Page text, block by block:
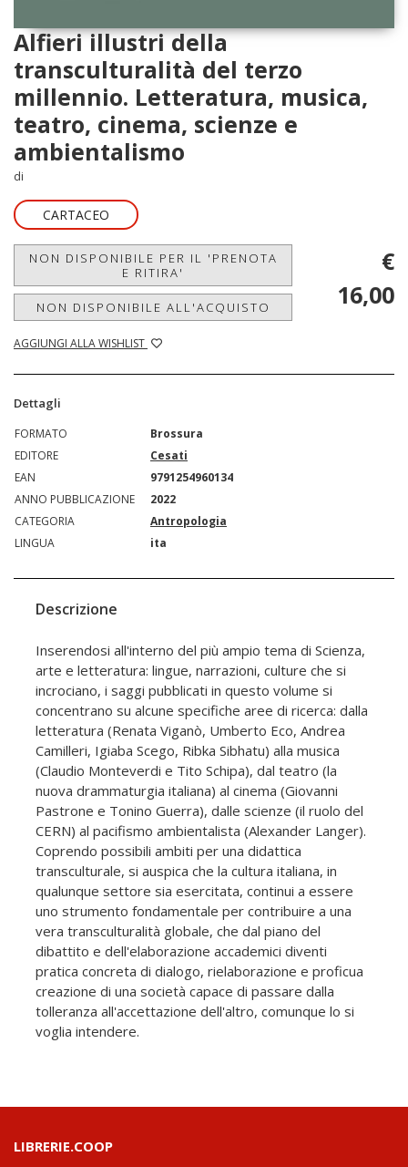
Alfieri illustri della
transculturalità del terzo
millennio. Letteratura, musica,
teatro, cinema, scienze e
ambientalismo
di
CARTACEO
NON DISPONIBILE PER IL 'PRENOTA
E RITIRA'
NON DISPONIBILE ALL'ACQUISTO
AGGIUNGI ALLA WISHLIST
€
16,00
Dettagli
FORMATO
Brossura
EDITORE
Cesati
EAN
9791254960134
ANNO PUBBLICAZIONE
2022
CATEGORIA
Antropologia
LINGUA
ita
Descrizione
Inserendosi all'interno del più ampio tema di Scienza,
arte e letteratura: lingue, narrazioni, culture che si
incrociano, i saggi pubblicati in questo volume si
concentrano su alcune specifiche aree di ricerca: dalla
letteratura (Renata Viganò, Umberto Eco, Andrea
Camilleri, Igiaba Scego, Ribka Sibhatu) alla musica
(Claudio Monteverdi e Tito Schipa), dal teatro (la
nuova drammaturgia italiana) al cinema (Giovanni
Pastrone e Tonino Guerra), dalle scienze (il ruolo del
CERN) al pacifismo ambientalista (Alexander Langer).
Coprendo possibili ambiti per una didattica
transculturale, si auspica che la cultura italiana, in
qualunque settore sia esercitata, continui a essere
uno strumento fondamentale per contribuire a una
vera transculturalità globale, che dal piano del
dibattito e dell'elaborazione accademici diventi
pratica concreta di dialogo, rielaborazione e proficua
creazione di una società capace di passare dalla
tolleranza all'accettazione dell'altro, comunque lo si
voglia intendere.
LIBRERIE.COOP